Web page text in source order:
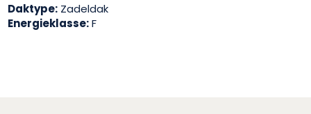
Daktype: Zadeldak
Energieklasse:F